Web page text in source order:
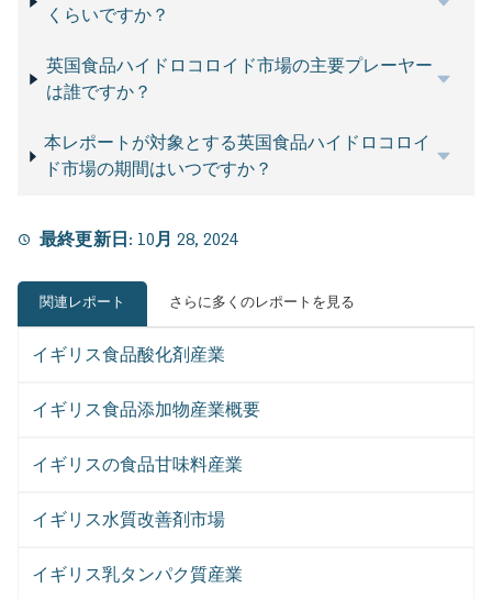
くらいですか？
英国食品ハイドロコロイド市場の主要プレーヤー
は誰ですか？
本レポートが対象とする英国食品ハイドロコロイ
ド市場の期間はいつですか？
最終更新日: 10月 28, 2024
関連レポート さらに多くのレポートを見る
イギリス食品酸化剤産業
イギリス食品添加物産業概要
イギリスの食品甘味料産業
イギリス水質改善剤市場
イギリス乳タンパク質産業